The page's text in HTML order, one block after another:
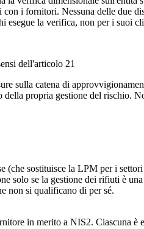
con i fornitori. Nessuna delle due
esegue la verifica, non per i suoi
dell'articolo 21
sulla catena di
propria gestione del
(che sostituisce la LPM per i
solo se la gestione dei rifiuti è
non si qualificano di per sé.
in merito a NIS2. Ciascuna